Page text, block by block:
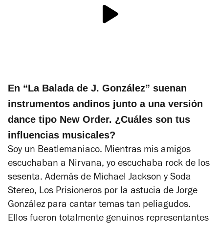
En “La Balada de J. González” suenan
instrumentos andinos junto a una versión
dance tipo New Order. ¿Cuáles son tus
influencias musicales?
Soy un Beatlemaniaco. Mientras mis amigos
escuchaban a Nirvana, yo escuchaba rock de los
sesenta. Además de Michael Jackson y Soda
Stereo, Los Prisioneros por la astucia de Jorge
González para cantar temas tan peliagudos.
Ellos fueron totalmente genuinos representantes